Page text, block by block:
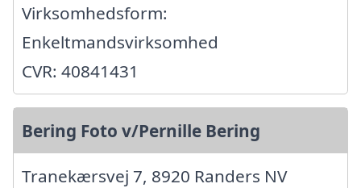
Virksomhedsform:
Enkeltmandsvirksomhed
CVR: 40841431
Bering Foto v/Pernille Bering
Tranekærsvej 7, 8920 Randers NV